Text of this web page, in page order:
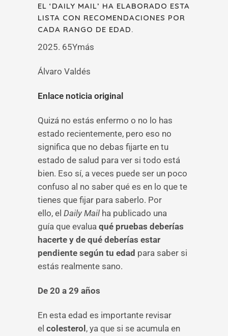
EL ‘DAILY MAIL’ HA ELABORADO ESTA
LISTA CON RECOMENDACIONES POR
CADA RANGO DE EDAD.
2025. 65Ymás
Álvaro Valdés
Enlace noticia original
Quizá no estás enfermo o no lo has
estado recientemente, pero eso no
significa que no debas fijarte en tu
estado de salud para ver si todo está
bien. Eso sí, a veces puede ser un poco
confuso al no saber qué es en lo que te
tienes que fijar para saberlo. Por
ello, el Daily Mail ha publicado una
guía que evalua qué pruebas deberías
hacerte y de qué deberías estar
pendiente según tu edad para saber si
estás realmente sano.
De 20 a 29 años
En esta edad es importante revisar
el colesterol , ya que si se acumula en